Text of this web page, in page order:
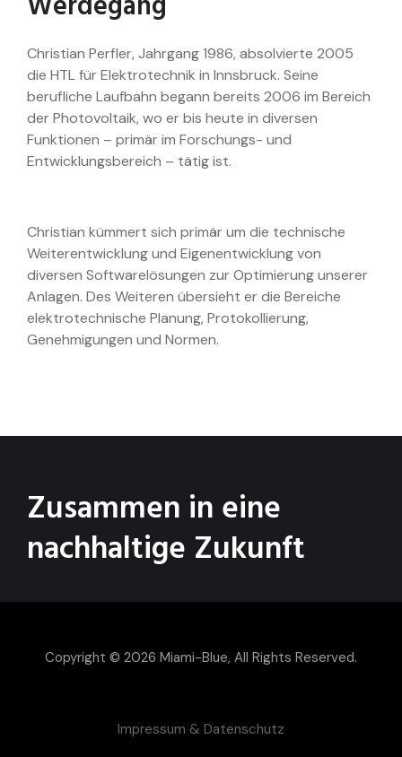
Christian Perfler, Jahrgang 1986, absolvierte 2005
die HTL für Elektrotechnik in Innsbruck. Seine
berufliche Laufbahn begann bereits 2006 im Bereich
der Photovoltaik, wo er bis heute in diversen
Funktionen – primär im Forschungs- und
Entwicklungsbereich – tätig ist.
Christian kümmert sich primär um die technische
Weiterentwicklung und Eigenentwicklung von
diversen Softwarelösungen zur Optimierung unserer
Anlagen. Des Weiteren übersieht er die Bereiche
elektrotechnische Planung, Protokollierung,
Genehmigungen und Normen.
Zusammen in eine
nachhaltige Zukunft
Copyright © 2026 Miami-Blue, All Rights Reserved.
Impressum & Datenschutz